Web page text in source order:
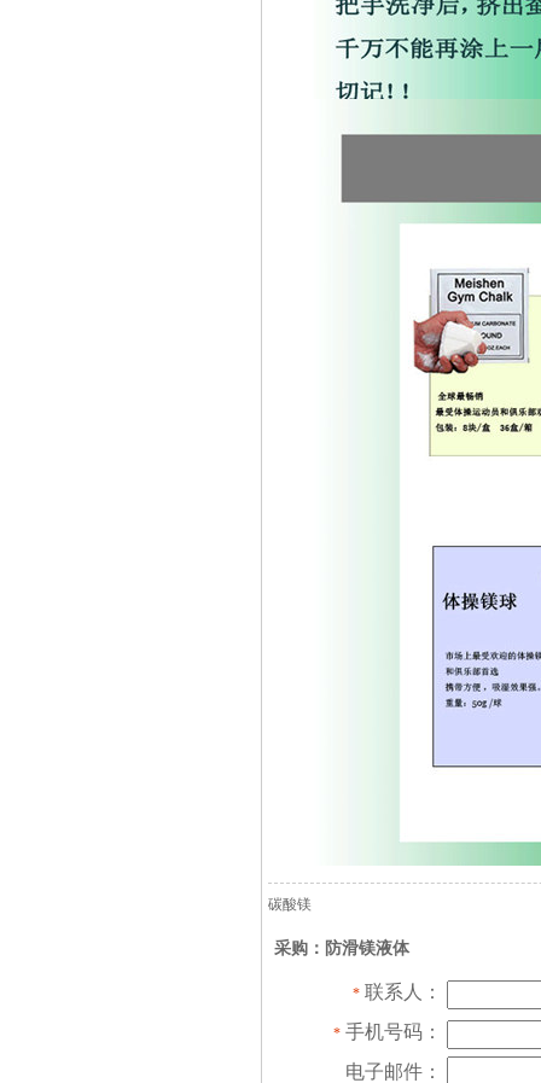
碳酸镁
采购：防滑镁液体
* 联系人：
* 手机号码：
电子邮件：